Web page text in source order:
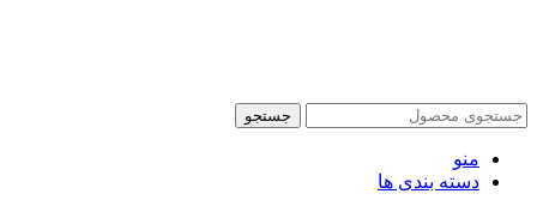
جستجو
منو
دسته بندی ها